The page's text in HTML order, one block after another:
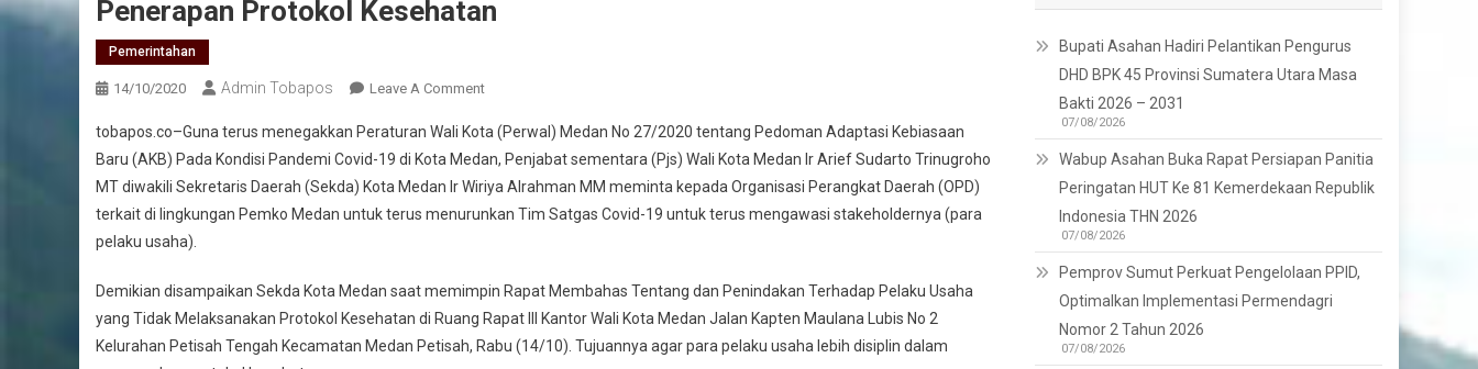
Penerapan Protokol Kesehatan
Pemerintahan
14/10/2020 Admin Tobapos Leave A Comment
tobapos.co–Guna terus menegakkan Peraturan Wali Kota (Perwal) Medan No 27/2020 tentang Pedoman Adaptasi Kebiasaan
Baru (AKB) Pada Kondisi Pandemi Covid-19 di Kota Medan, Penjabat sementara (Pjs) Wali Kota Medan Ir Arief Sudarto Trinugroho
MT diwakili Sekretaris Daerah (Sekda) Kota Medan Ir Wiriya Alrahman MM meminta kepada Organisasi Perangkat Daerah (OPD)
terkait di lingkungan Pemko Medan untuk terus menurunkan Tim Satgas Covid-19 untuk terus mengawasi stakeholdernya (para
pelaku usaha).
Demikian disampaikan Sekda Kota Medan saat memimpin Rapat Membahas Tentang dan Penindakan Terhadap Pelaku Usaha
yang Tidak Melaksanakan Protokol Kesehatan di Ruang Rapat III Kantor Wali Kota Medan Jalan Kapten Maulana Lubis No 2
Kelurahan Petisah Tengah Kecamatan Medan Petisah, Rabu (14/10). Tujuannya agar para pelaku usaha lebih disiplin dalam
Bupati Asahan Hadiri Pelantikan Pengurus
DHD BPK 45 Provinsi Sumatera Utara Masa
Bakti 2026 – 2031
07/08/2026
Wabup Asahan Buka Rapat Persiapan Panitia
Peringatan HUT Ke 81 Kemerdekaan Republik
Indonesia THN 2026
07/08/2026
Pemprov Sumut Perkuat Pengelolaan PPID,
Optimalkan Implementasi Permendagri
Nomor 2 Tahun 2026
07/08/2026